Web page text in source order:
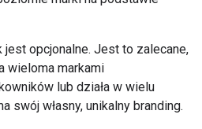
jest opcjonalne. Jest to zalecane,
wieloma markami
lub działa w wielu
swój własny, unikalny branding.